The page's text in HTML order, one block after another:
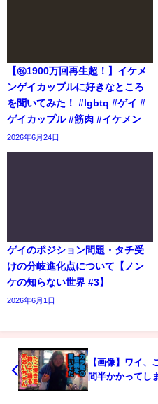
【㊗️1900万回再生超！】イケメ
ンゲイカップルに好きなところ
を聞いてみた！ #lgbtq #ゲイ #
ゲイカップル #筋肉 #イケメン
2026年6月24日
ゲイのポジション問題・タチ受
けの分岐進化点について【ノン
ケの知らない世界 #3】
2026年6月1日
【画像】ワイ、
間半かかってし